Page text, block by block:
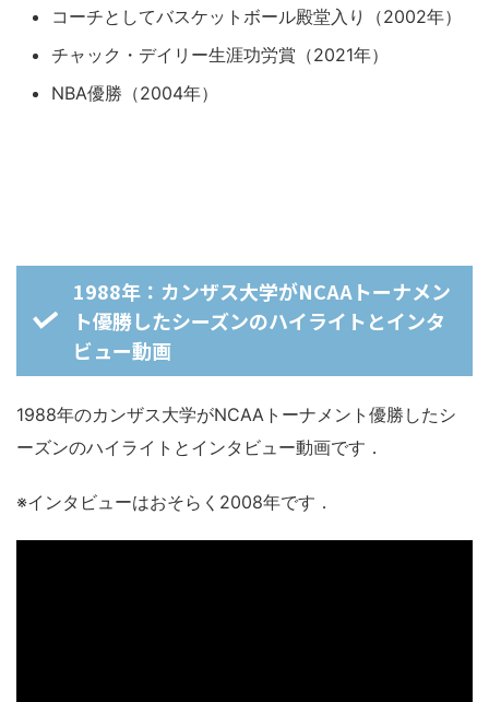
コーチとしてバスケットボール殿堂入り（2002年）
チャック・デイリー生涯功労賞（2021年）
NBA優勝（2004年）
1988年：カンザス大学がNCAAトーナメン
ト優勝したシーズンのハイライトとインタ
ビュー動画
1988年のカンザス大学がNCAAトーナメント優勝したシ
ーズンのハイライトとインタビュー動画です．
※インタビューはおそらく2008年です．